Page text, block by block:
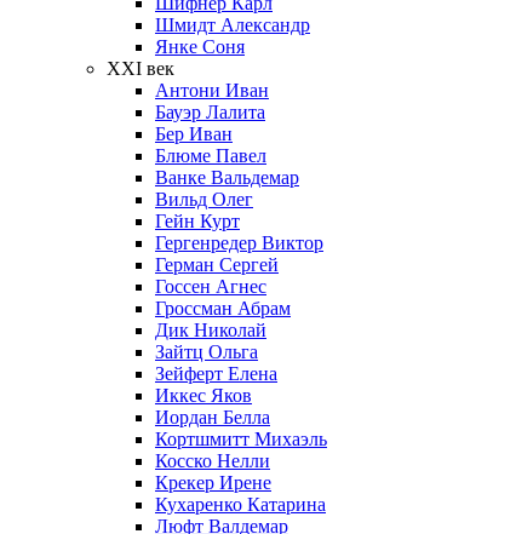
Шмидт Александр
Янке Соня
XXI век
Антони Иван
Бауэр Лалита
Бер Иван
Блюме Павел
Ванке Вальдемар
Вильд Олег
Гейн Курт
Гергенредер Виктор
Герман Сергей
Госсен Агнес
Гроссман Абрам
Дик Николай
Зайтц Ольга
Зейферт Елена
Иккес Яков
Иордан Белла
Кортшмитт Михаэль
Косско Нелли
Крекер Ирене
Кухаренко Катарина
Люфт Валдемaр